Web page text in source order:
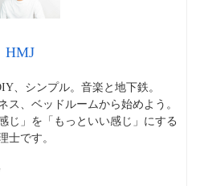
HMJ
、シンプル。音楽と地下鉄。
ス、ベッドルームから始めよう。
じ」を「もっといい感じ」にする
士です。